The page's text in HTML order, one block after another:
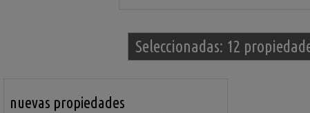
Seleccionadas: 12
nuevas propiedades